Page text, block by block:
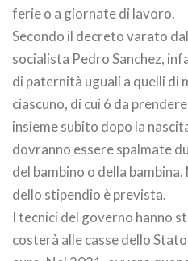
ferie o a giornate di lavoro.
Secondo il decreto varato
socialista Pedro Sanchez,
di paternità uguali a quelli di
ciascuno, di cui 6 da
insieme subito dopo la
dovranno essere spalmate
del bambino o della
dello stipendio è prevista.
I tecnici del governo hanno
costerà alle casse dello